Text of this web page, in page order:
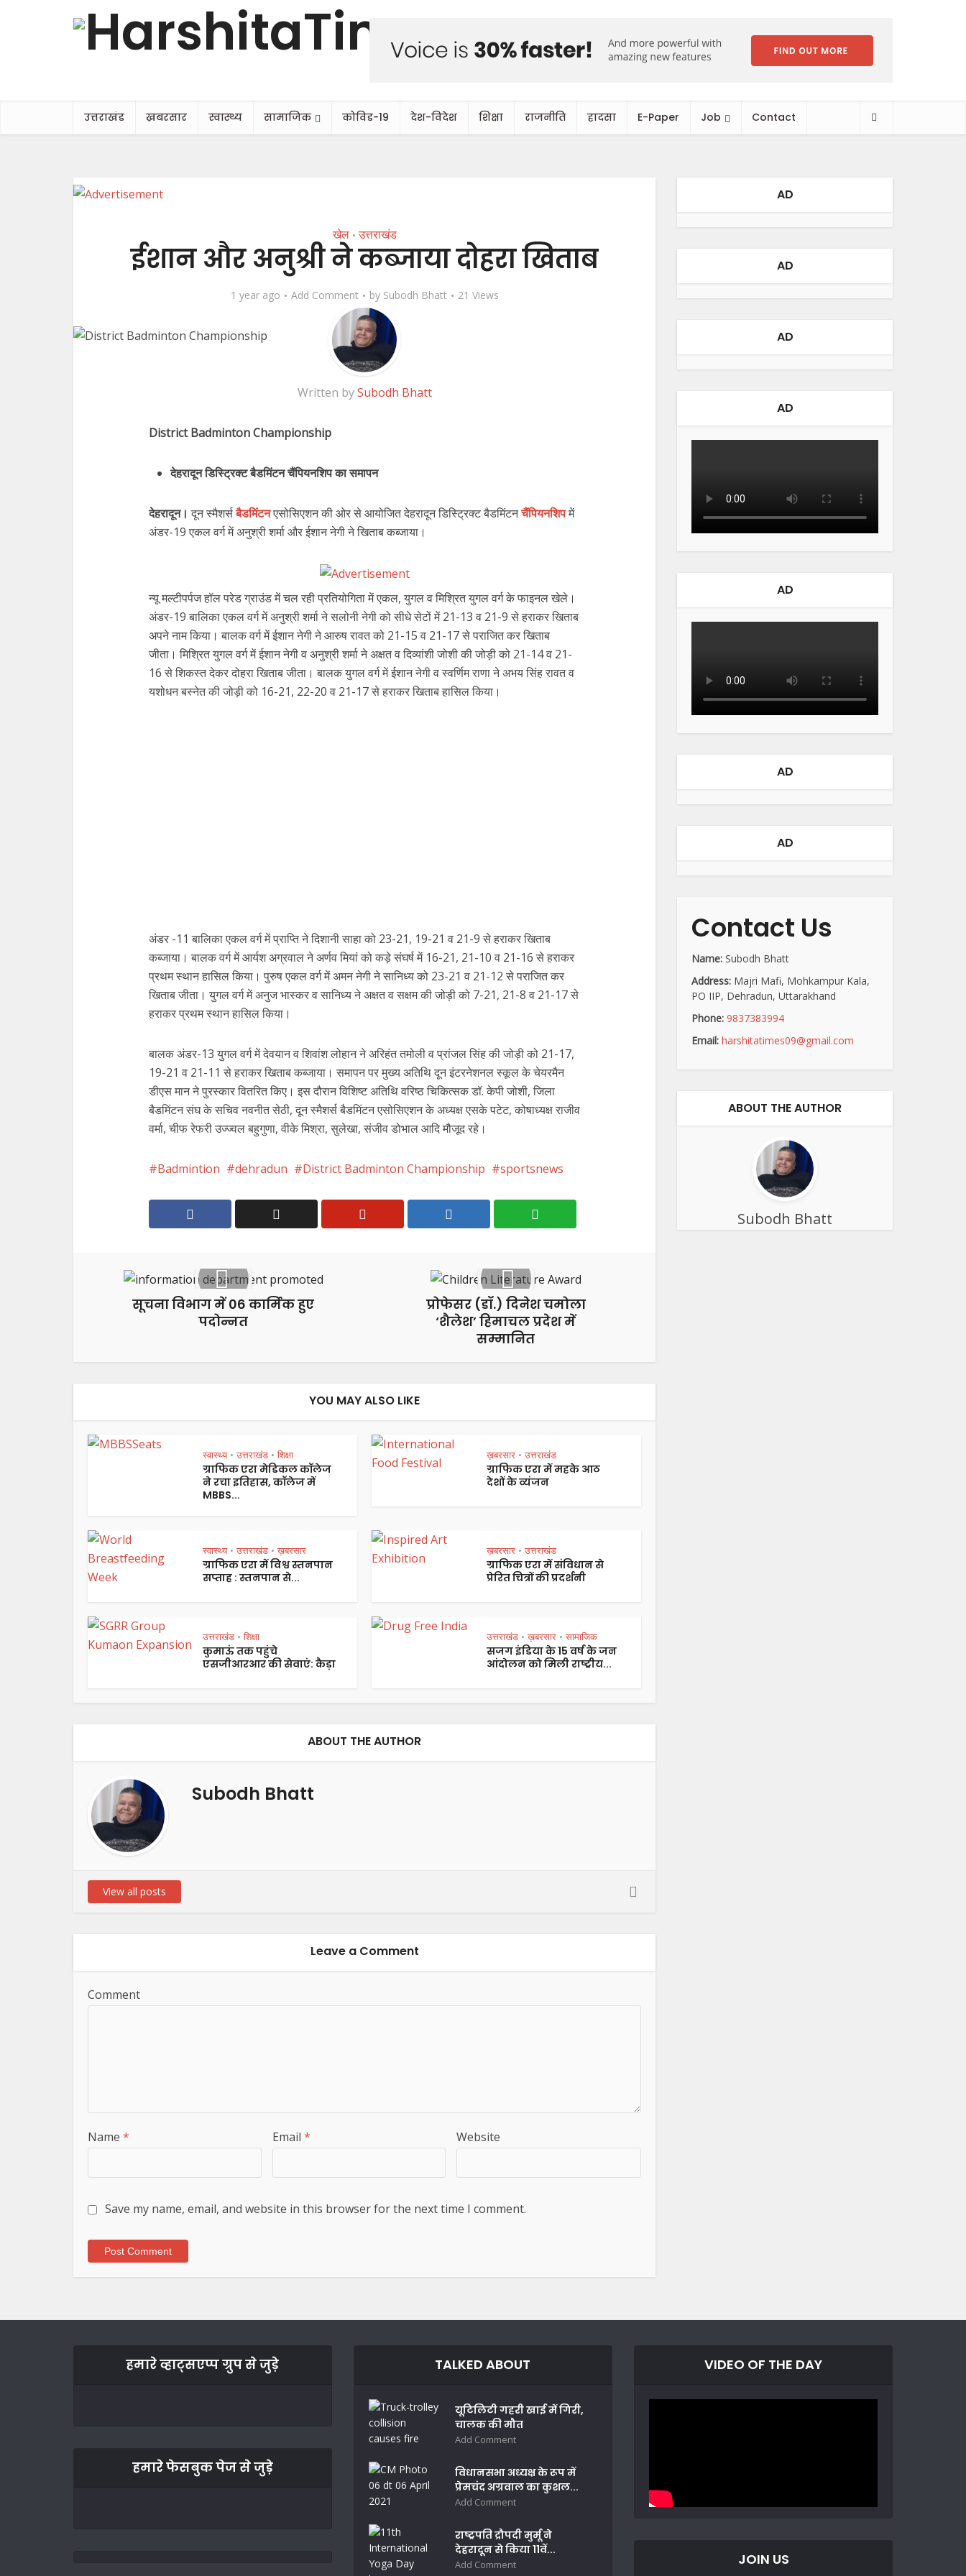
उत्तराखंड ख़बरसार स्वास्थ्य सामाजिक कोविड-19 देश-विदेश शिक्षा राजनीति हादसा E-Paper Job Contact
खेल • उत्तराखंड
ईशान और अनुश्री ने कब्जाया दोहरा खिताब
1 year ago Add Comment by Subodh Bhatt 21 Views
Written bySubodh Bhatt
District Badminton Championship
देहरादून डिस्ट्रिक्ट बैडमिंटन चैंपियनशिप का समापन
देहरादून। दून स्मैशर्सबैडमिंटनएसोसिएशन की ओर से आयोजित देहरादून डिस्ट्रिक्ट बैडमिंटनचैंपियनशिपमें
अंडर-19 एकल वर्ग में अनुश्री शर्मा और ईशान नेगी ने खिताब कब्जाया।
न्यू मल्टीपर्पज हॉल परेड ग्राउंड में चल रही प्रतियोगिता में एकल, युगल व मिश्रित युगल वर्ग के फाइनल खेले।
अंडर-19 बालिका एकल वर्ग में अनुश्री शर्मा ने सलोनी नेगी को सीधे सेटों में 21-13 व 21-9 से हराकर खिताब
अपने नाम किया। बालक वर्ग में ईशान नेगी ने आरुष रावत को 21-15 व 21-17 से पराजित कर खिताब
जीता। मिश्रित युगल वर्ग में ईशान नेगी व अनुश्री शर्मा ने अक्षत व दिव्यांशी जोशी की जोड़ी को 21-14 व 21-
16 से शिकस्त देकर दोहरा खिताब जीता। बालक युगल वर्ग में ईशान नेगी व स्वर्णिम राणा ने अभय सिंह रावत व
यशोधन बस्नेत की जोड़ी को 16-21, 22-20 व 21-17 से हराकर खिताब हासिल किया।
अंडर -11 बालिका एकल वर्ग में प्राप्ति ने दिशानी साहा को 23-21, 19-21 व 21-9 से हराकर खिताब
कब्जाया। बालक वर्ग में आर्यश अग्रवाल ने अर्णव मियां को कड़े संघर्ष में 16-21, 21-10 व 21-16 से हराकर
प्रथम स्थान हासिल किया। पुरुष एकल वर्ग में अमन नेगी ने सानिध्य को 23-21 व 21-12 से पराजित कर
खिताब जीता। युगल वर्ग में अनुज भास्कर व सानिध्य ने अक्षत व सक्षम की जोड़ी को 7-21, 21-8 व 21-17 से
हराकर प्रथम स्थान हासिल किया।
बालक अंडर-13 युगल वर्ग में देवयान व शिवांश लोहान ने अरिहंत तमोली व प्रांजल सिंह की जोड़ी को 21-17,
19-21 व 21-11 से हराकर खिताब कब्जाया। समापन पर मुख्य अतिथि दून इंटरनेशनल स्कूल के चेयरमैन
डीएस मान ने पुरस्कार वितरित किए। इस दौरान विशिष्ट अतिथि वरिष्ठ चिकित्सक डॉ. केपी जोशी, जिला
बैडमिंटन संघ के सचिव नवनीत सेठी, दून स्मैशर्स बैडमिंटन एसोसिएशन के अध्यक्ष एसके पटेट, कोषाध्यक्ष राजीव
वर्मा, चीफ रेफरी उज्ज्वल बहुगुणा, वीके मिश्रा, सुलेखा, संजीव डोभाल आदि मौजूद रहे।
Badmintion dehradun District Badminton Championship sportsnews
सूचना विभाग में 06 कार्मिक हुए
पदोन्नत
प्रोफेसर (डॉ.) दिनेश चमोला
‘शैलेश’ हिमाचल प्रदेश में
सम्मानित
YOU MAY ALSO LIKE
स्वास्थ्य • उत्तराखंड • शिक्षा
ग्राफिक एरा मेडिकल कॉलेज
ने रचा इतिहास, कॉलेज में
MBBS...
ख़बरसार • उत्तराखंड
ग्राफिक एरा में महके आठ
देशों के व्यंजन
स्वास्थ्य • उत्तराखंड • ख़बरसार
ग्राफिक एरा में विश्व स्तनपान
सप्ताह : स्तनपान से...
ख़बरसार • उत्तराखंड
ग्राफिक एरा में संविधान से
प्रेरित चित्रों की प्रदर्शनी
उत्तराखंड • शिक्षा
कुमाऊं तक पहुंचे
एसजीआरआर की सेवाएं: कैड़ा
उत्तराखंड • ख़बरसार • सामाजिक
सजग इंडिया के 15 वर्ष के जन
आंदोलन को मिली राष्ट्रीय...
ABOUT THE AUTHOR
Subodh Bhatt
View all posts
Leave a Comment
Comment
Name * Email * Website
Save my name, email, and website in this browser for the next time I comment.
AD
AD
AD
AD
AD
AD
AD
Contact Us
Name: Subodh Bhatt
Address: Majri Mafi, Mohkampur Kala,
PO IIP, Dehradun, Uttarakhand
Phone: 9837383994
Email: harshitatimes09@gmail.com
ABOUT THE AUTHOR
Subodh Bhatt
हमारे व्हाट्सएप्प ग्रुप से जुड़े
हमारे फेसबुक पेज से जुड़े
TALKED ABOUT
यूटिलिटी गहरी खाई में गिरी,
चालक की मौत
Add Comment
विधानसभा अध्यक्ष के रूप में
प्रेमचंद अग्रवाल का कुशल...
Add Comment
राष्ट्रपति द्रौपदी मुर्मू ने
देहरादून से किया 11वें...
Add Comment
VIDEO OF THE DAY
JOIN US